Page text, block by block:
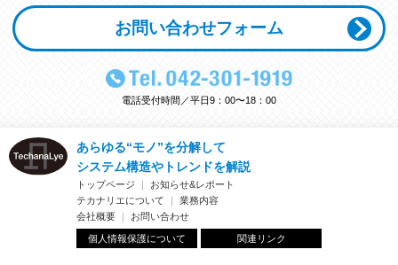
お問い合わせフォーム
電話受付時間／平日9：00〜18：00
あらゆる“モノ”を分解して
システム構造やトレンドを解説
トップページ
お知らせ&レポート
テカナリエについて
業務内容
会社概要
お問い合わせ
個人情報保護について 関連リンク